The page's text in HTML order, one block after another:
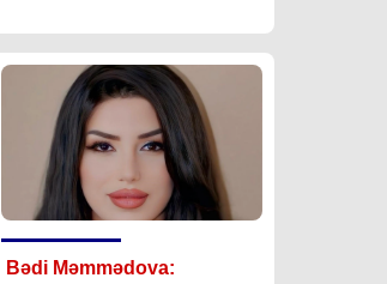
Bədi Məmmədova: